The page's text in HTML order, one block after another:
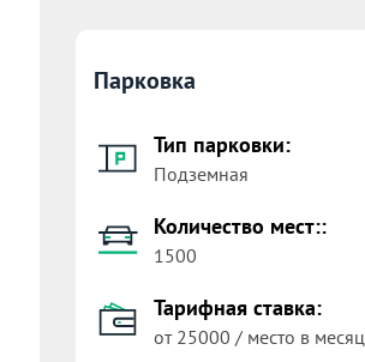
Парковка
Тип парковки:
Подземная
Количество мест::
1500
Тарифная ставка:
от 25000 / место в месяц